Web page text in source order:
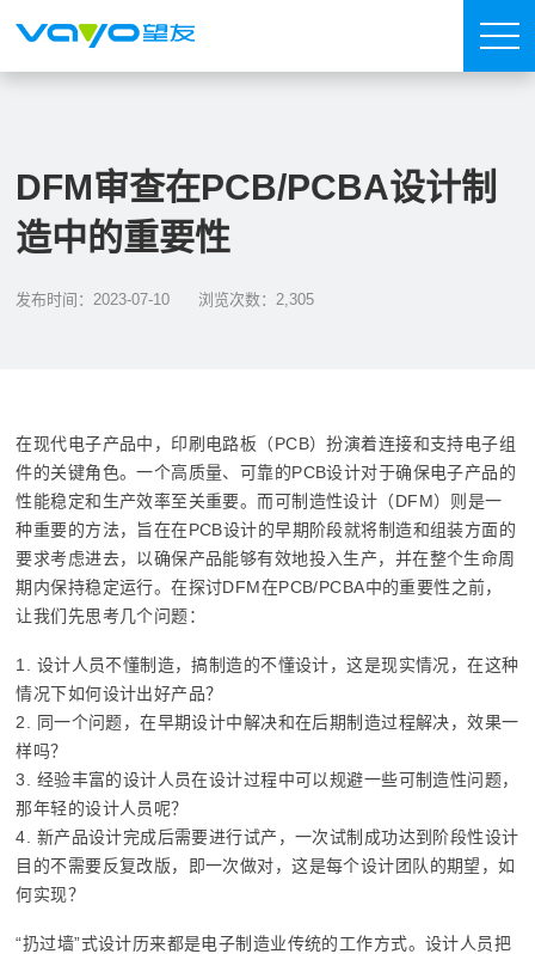
DFM审查在PCB/PCBA设计制
造中的重要性
发布时间：2023-07-10 浏览次数：2,305
在现代电子产品中，印刷电路板（PCB）扮演着连接和支持电子组
件的关键角色。一个高质量、可靠的PCB设计对于确保电子产品的
性能稳定和生产效率至关重要。而可制造性设计（DFM）则是一
种重要的方法，旨在在PCB设计的早期阶段就将制造和组装方面的
要求考虑进去，以确保产品能够有效地投入生产，并在整个生命周
期内保持稳定运行。在探讨DFM在PCB/PCBA中的重要性之前，
让我们先思考几个问题：
1. 设计人员不懂制造，搞制造的不懂设计，这是现实情况，在这种
情况下如何设计出好产品？
2. 同一个问题，在早期设计中解决和在后期制造过程解决，效果一
样吗？
3. 经验丰富的设计人员在设计过程中可以规避一些可制造性问题，
那年轻的设计人员呢？
4. 新产品设计完成后需要进行试产，一次试制成功达到阶段性设计
目的不需要反复改版，即一次做对，这是每个设计团队的期望，如
何实现？
“扔过墙”式设计历来都是电子制造业传统的工作方式。设计人员把